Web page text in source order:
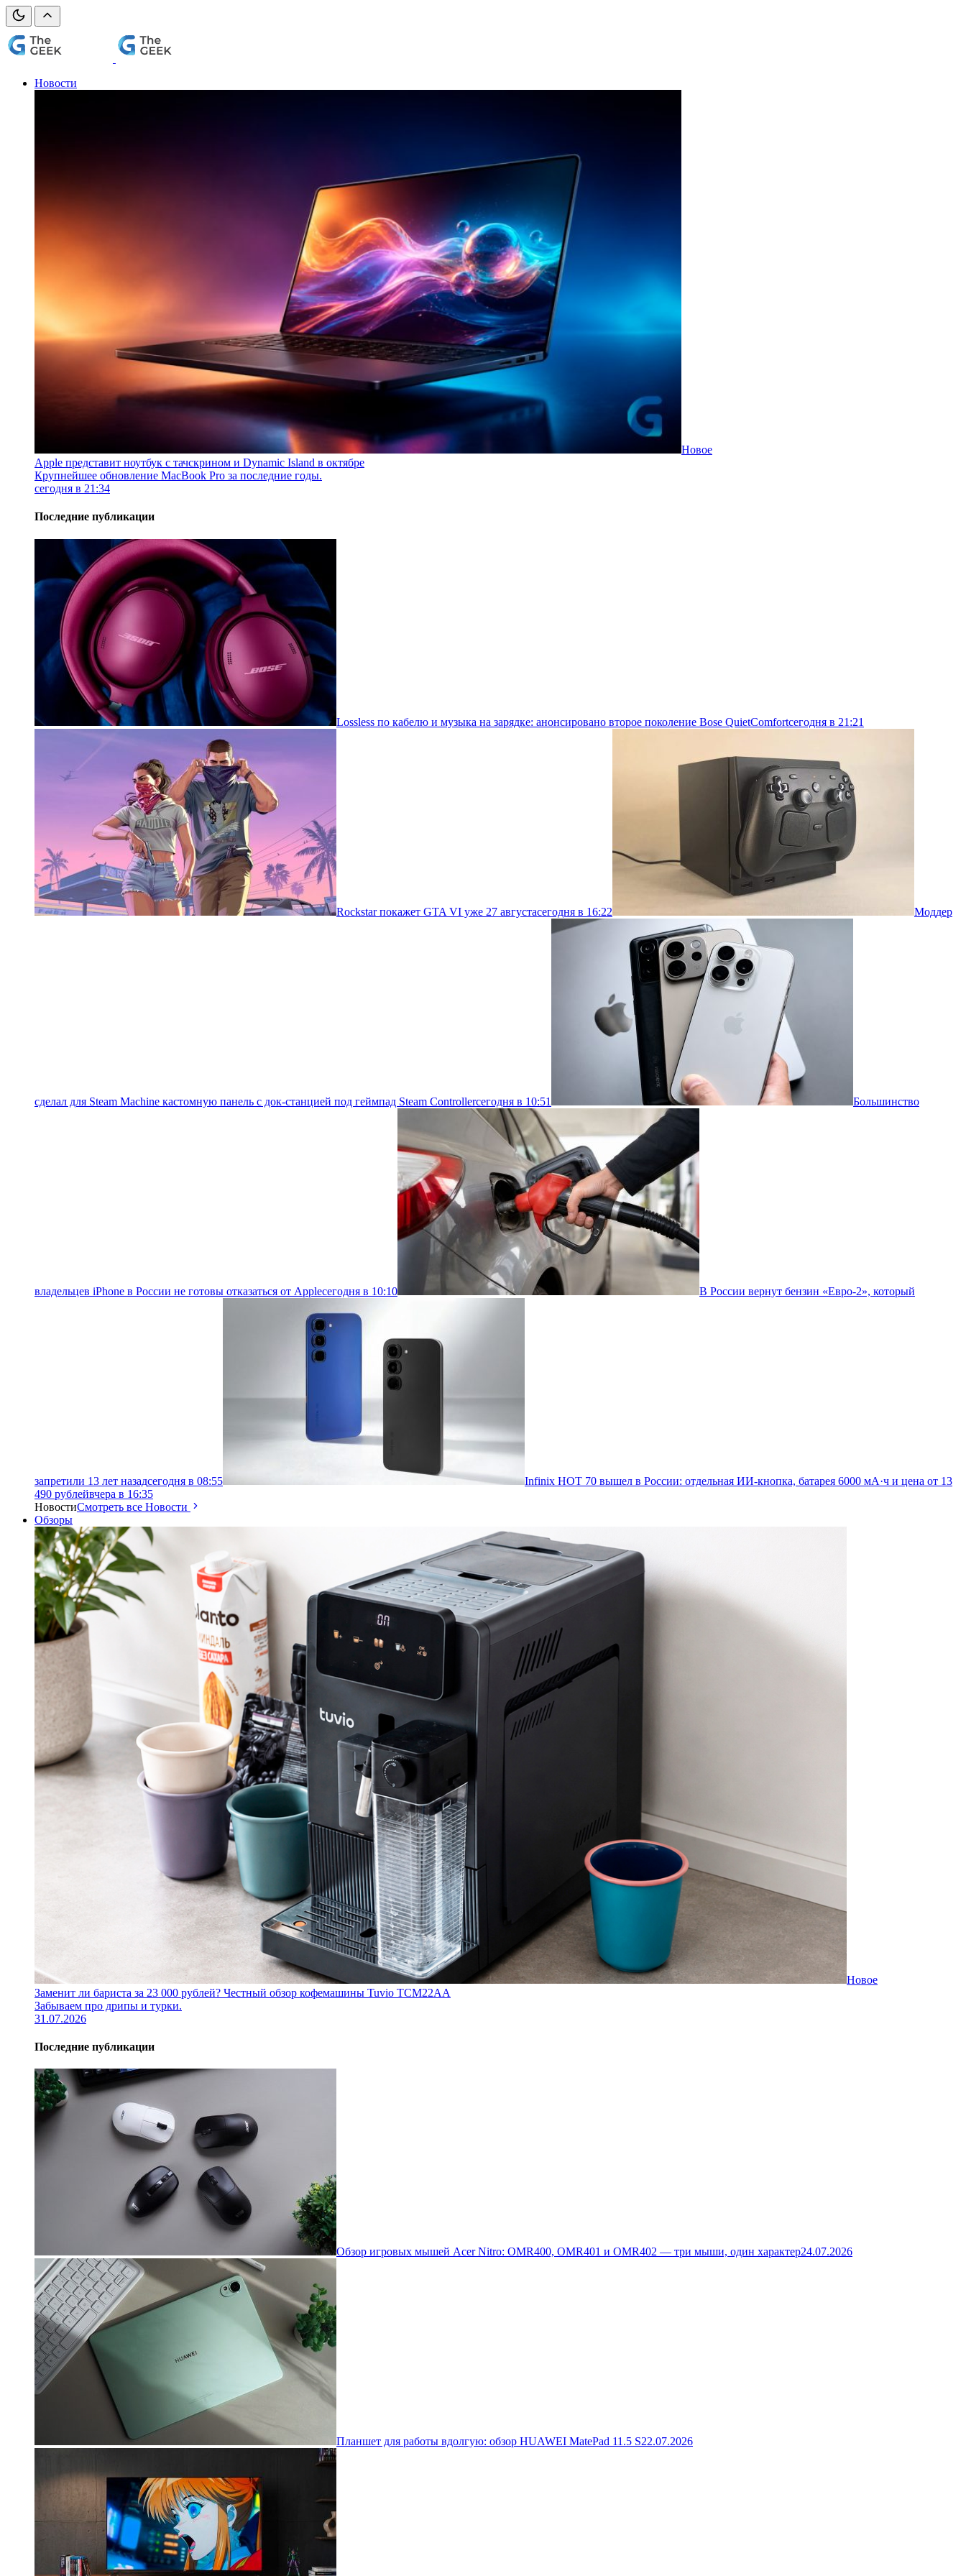
Новости
Новое
Apple представит ноутбук с тачскрином и Dynamic Island в октябре
Крупнейшее обновление MacBook Pro за последние годы.
сегодня в 21:34
Последние публикации
Lossless по кабелю и музыка на зарядке: анонсировано второе поколение Bose QuietComfortсегодня в 21:21
Rockstar покажет GTA VI уже 27 августасегодня в 16:22 Моддер
сделал для Steam Machine кастомную панель с док-станцией под геймпад Steam Controllerсегодня в 10:51 Большинство
владельцев iPhone в России не готовы отказаться от Appleсегодня в 10:10 В России вернут бензин «Евро-2», который
запретили 13 лет назадсегодня в 08:55
Infinix HOT 70 вышел в России: отдельная ИИ-кнопка, батарея 6000 мА·ч и цена от 13
490 рублейвчера в 16:35
НовостиСмотреть все Новости
Обзоры
Новое
Заменит ли бариста за 23 000 рублей? Честный обзор кофемашины Tuvio TCM22AA
Забываем про дрипы и турки.
31.07.2026
Последние публикации
Обзор игровых мышей Acer Nitro: OMR400, OMR401 и OMR402 — три мыши, один характер24.07.2026
Планшет для работы вдолгую: обзор HUAWEI MatePad 11.5 S22.07.2026